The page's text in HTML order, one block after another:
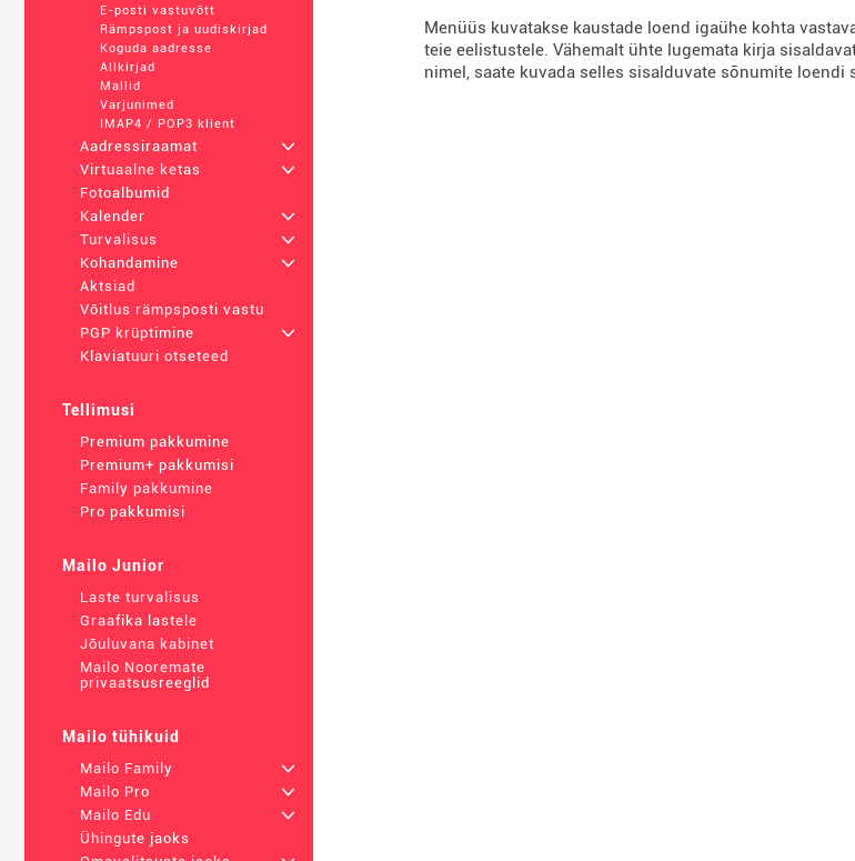
E-posti vastuvõtt
Rämpspost ja uudiskirjad
Koguda aadresse
Allkirjad
Mallid
Varjunimed
IMAP4 / POP3 klient
Aadressiraamat
+
Virtuaalne ketas
+
Fotoalbumid
Kalender
+
Turvalisus
+
Kohandamine
+
Aktsiad
Võitlus rämpsposti vastu
PGP krüptimine
+
Klaviatuuri otseteed
Tellimusi
Premium pakkumine
Premium+ pakkumisi
Family pakkumine
Pro pakkumisi
Mailo Junior
Laste turvalisus
Graafika lastele
Jõuluvana kabinet
Mailo Nooremate
privaatsusreeglid
Mailo tühikuid
Mailo Family
+
Mailo Pro
+
Mailo Edu
+
Ühingute jaoks
Menüüs kuvatakse kaustade loend igaühe kohta
teie eelistustele. Vähemalt ühte lugemata kirja
nimel, saate kuvada selles sisalduvate sõnumite